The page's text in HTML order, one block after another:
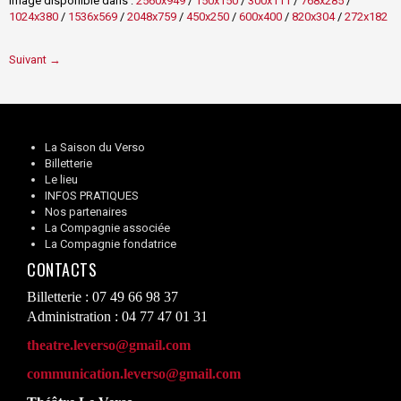
1024x380 / 1536x569 / 2048x759 / 450x250 / 600x400 / 820x304/ 272x182
Suivant →
La Saison du Verso
Billetterie
Le lieu
INFOS PRATIQUES
Nos partenaires
La Compagnie associée
La Compagnie fondatrice
CONTACTS
Billetterie : 07 49 66 98 37
Administration : 04 77 47 01 31
theatre.leverso@gmail.com
communication.leverso@gmail.com